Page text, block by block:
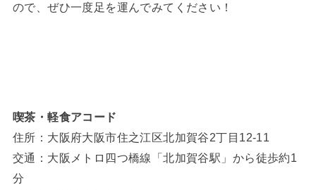
ので、ぜひ一度足を運んでみてください！
喫茶・軽食アコード
住所：大阪府大阪市住之江区北加賀谷2丁目12-11
交通：大阪メトロ四つ橋線「北加賀谷駅」から徒歩約1
分